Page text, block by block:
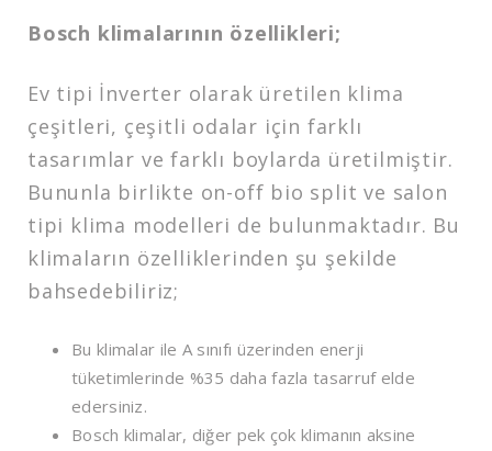
Bosch klimalarının özellikleri;
Ev tipi İnverter olarak üretilen klima
çeşitleri, çeşitli odalar için farklı
tasarımlar ve farklı boylarda üretilmiştir.
Bununla birlikte on-off bio split ve salon
tipi klima modelleri de bulunmaktadır. Bu
klimaların özelliklerinden şu şekilde
bahsedebiliriz;
Bu klimalar ile A sınıfı üzerinden enerji
tüketimlerinde %35 daha fazla tasarruf elde
edersiniz.
Bosch klimalar, diğer pek çok klimanın aksine